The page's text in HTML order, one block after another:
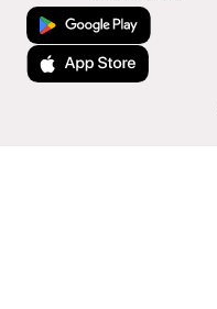
Jetzt bei Google Play
Laden im App Store